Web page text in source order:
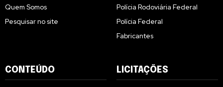
Quem Somos
Pesquisar no site
Polícia Rodoviária Federal
Polícia Federal
Fabricantes
CONTEÚDO LICITAÇÕES